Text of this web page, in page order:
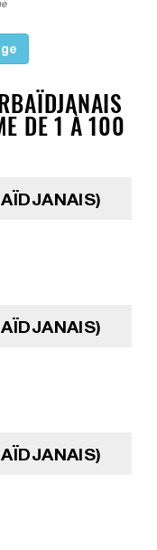
DE 1 À 100